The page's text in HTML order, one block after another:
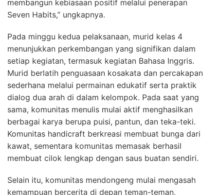
membangun kebiasaan positif melalui penerapan
Seven Habits,” ungkapnya.
Pada minggu kedua pelaksanaan, murid kelas 4
menunjukkan perkembangan yang signifikan dalam
setiap kegiatan, termasuk kegiatan Bahasa Inggris.
Murid berlatih penguasaan kosakata dan percakapan
sederhana melalui permainan edukatif serta praktik
dialog dua arah di dalam kelompok. Pada saat yang
sama, komunitas menulis mulai aktif menghasilkan
berbagai karya berupa puisi, pantun, dan teka-teki.
Komunitas handicraft berkreasi membuat bunga dari
kawat, sementara komunitas memasak berhasil
membuat cilok lengkap dengan saus buatan sendiri.
Selain itu, komunitas mendongeng mulai mengasah
kemampuan bercerita di depan teman-teman,